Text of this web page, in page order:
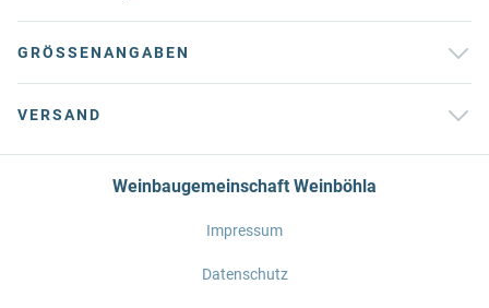
GRÖSSENANGABEN
VERSAND
Weinbaugemeinschaft Weinböhla
Impressum
Datenschutz